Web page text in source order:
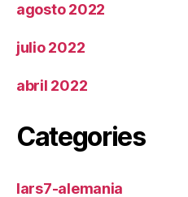
agosto 2022
julio 2022
abril 2022
Categories
lars7-alemania